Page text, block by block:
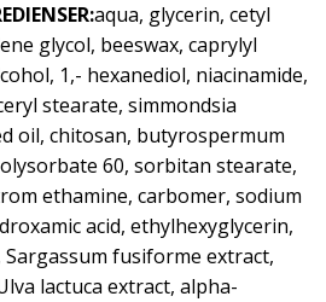
aqua, glycerin, cetyl
glycol, beeswax, caprylyl
1,- hexanediol, niacinamide,
stearate, simmondsia
oil, chitosan, butyrospermum
60, sorbitan stearate,
ethamine, carbomer, sodium
acid, ethylhexyglycerin,
fusiforme extract,
lactuca extract, alpha-